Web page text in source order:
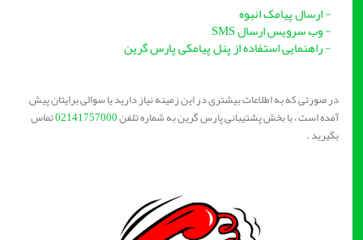
- ارسال پیامک انبوه
- وب سرویس ارسال SMS
- راهنمایی استفاده از پنل پیامکی پارس گرین
در صورتی که به اطلاعات بیشتری در این زمینه نیاز دارید یا سوالی برایتان پیش
آمده است ، با بخش پشتیبانی پارس گرین به شماره تلفن02141757000تماس
بگیرید .